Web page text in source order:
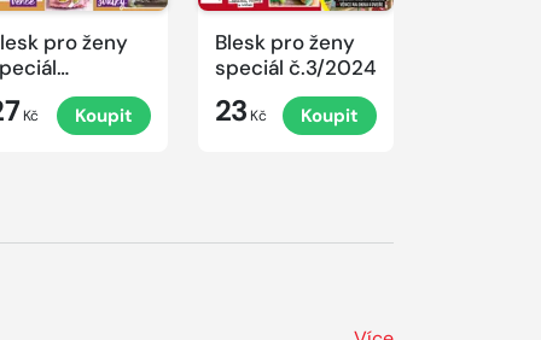
pro ženy
č.4/2024
Kč Koupit
Blesk pro ženy
speciál č.3/2024
23 Kč Koupit